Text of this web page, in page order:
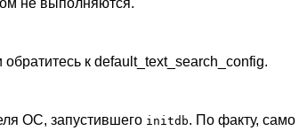
не выполняются.
к default_text_search_config.
ОС, запустившего initdb. По факту, само